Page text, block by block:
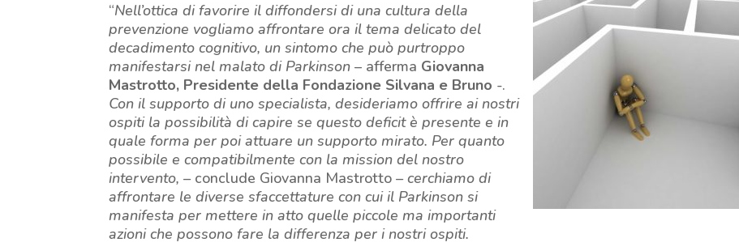
“Nell’ottica di favorire il diffondersi di una cultura della
prevenzione vogliamo affrontare ora il tema delicato del
decadimento cognitivo, un sintomo che può purtroppo
manifestarsi nel malato di Parkinson – afferma Giovanna
Mastrotto, Presidente della Fondazione Silvana e Bruno -.
Con il supporto di uno specialista, desideriamo offrire ai nostri
ospiti la possibilità di capire se questo deficit è presente e in
quale forma per poi attuare un supporto mirato. Per quanto
possibile e compatibilmente con la mission del nostro
intervento, – conclude Giovanna Mastrotto – cerchiamo di
affrontare le diverse sfaccettature con cui il Parkinson si
manifesta per mettere in atto quelle piccole ma importanti
azioni che possono fare la differenza per i nostri ospiti.